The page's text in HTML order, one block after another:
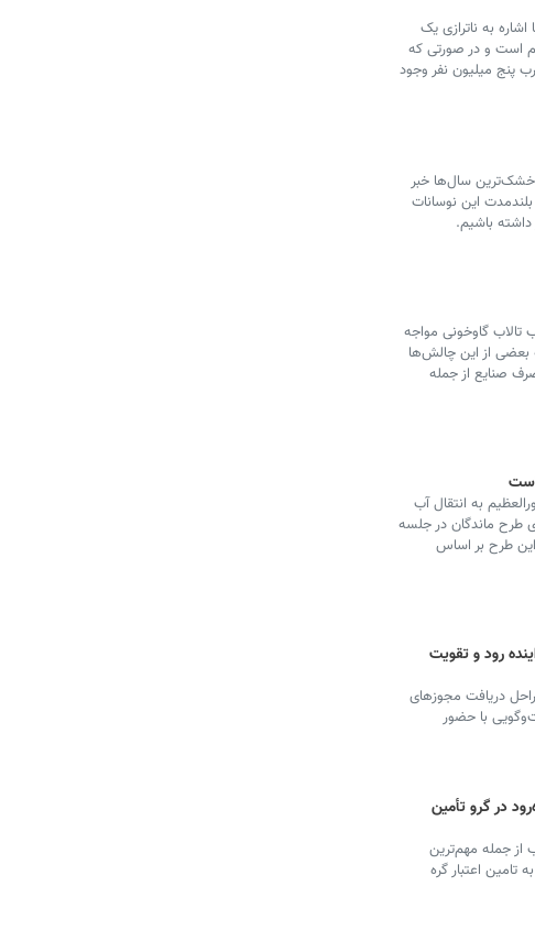
به ناترازی یک
است و در صورتی که
پنج میلیون نفر وجود
خشک‌ترین سال‌ها خبر
این نوسانات
داشته باشیم.
گاوخونی مواجه
بعضی از این چالش‌ها
صنایع از جمله
به انتقال آب
طرح ماندگان در جلسه
طرح بر اساس
رود و تقویت
دریافت مجوزهای
با حضور
در گرو تأمین
از جمله مهم‌ترین
اعتبار گره